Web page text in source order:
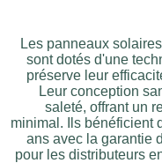
Les panneaux
sont dotés d'une
préserve leur
Leur conception
saleté, offrant un
minimal. Ils bénéficient
ans avec la garantie
pour les distributeurs